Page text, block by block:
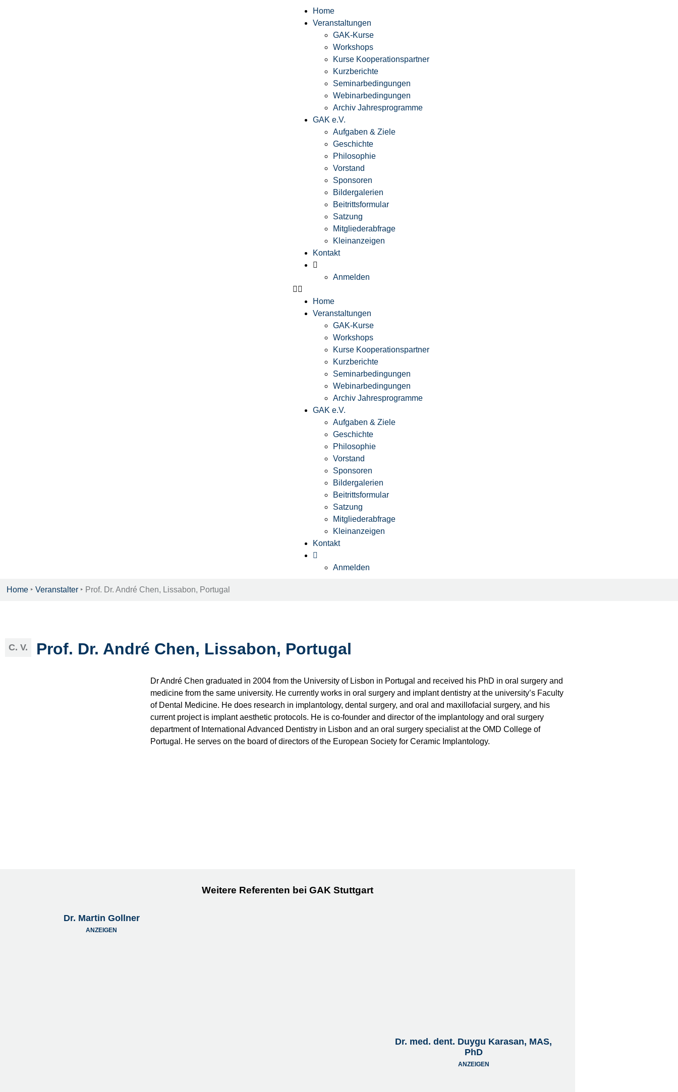
Home
Veranstaltungen
GAK-Kurse
Workshops
Kurse Kooperationspartner
Kurzberichte
Seminarbedingungen
Webinarbedingungen
Archiv Jahresprogramme
GAK e.V.
Aufgaben & Ziele
Geschichte
Philosophie
Vorstand
Sponsoren
Bildergalerien
Beitrittsformular
Satzung
Mitgliederabfrage
Kleinanzeigen
Kontakt
Anmelden
Home
Veranstaltungen
GAK-Kurse
Workshops
Kurse Kooperationspartner
Kurzberichte
Seminarbedingungen
Webinarbedingungen
Archiv Jahresprogramme
GAK e.V.
Aufgaben & Ziele
Geschichte
Philosophie
Vorstand
Sponsoren
Bildergalerien
Beitrittsformular
Satzung
Mitgliederabfrage
Kleinanzeigen
Kontakt
Anmelden
Home ‣ Veranstalter ‣ Prof. Dr. André Chen, Lissabon, Portugal
C. V. Prof. Dr. André Chen, Lissabon, Portugal
Dr André Chen graduated in 2004 from the University of Lisbon in Portugal and received his PhD in oral surgery and
medicine from the same university. He currently works in oral surgery and implant dentistry at the university’s Faculty
of Dental Medicine. He does research in implantology, dental surgery, and oral and maxillofacial surgery, and his
current project is implant aesthetic protocols. He is co-founder and director of the implantology and oral surgery
department of International Advanced Dentistry in Lisbon and an oral surgery specialist at the OMD College of
Portugal. He serves on the board of directors of the European Society for Ceramic Implantology.
Weitere Referenten bei GAK Stuttgart
Dr. Martin Gollner
ANZEIGEN
Dr. med. dent. Duygu Karasan, MAS,
PhD
ANZEIGEN